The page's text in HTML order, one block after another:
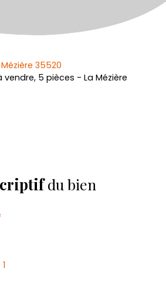
35520
vendre, 5 pièces - La Mézière
du bien
1